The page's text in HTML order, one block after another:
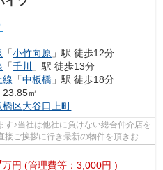
「小竹向原 」駅 徒歩12分
「千川
」駅 徒歩13分
線 「中板橋 」駅 徒歩18分
㎡
橋区大谷口上町
す♪当社は他社に負けない総合仲介店を
ご挨拶に行き最新の物件を頂きお客
...
万円 (管理費等：3,000円 )